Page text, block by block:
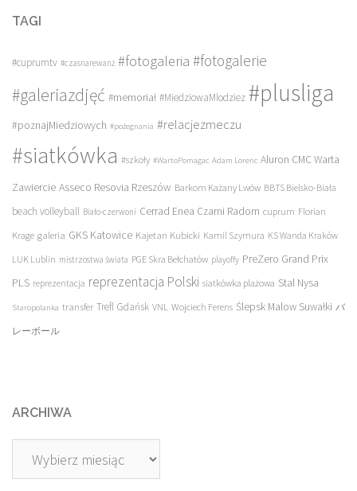
TAGI
#cuprumtv #czasnarewanż #fotogaleria #fotogalerie
#galeriazdjęć #memoriał #MiedziowaMlodziez #plusliga
#poznajMiedziowych #pożegnania #relacjezmeczu
#siatkówka #szkoły #WartoPomagac Adam Lorenc Aluron CMC Warta
Zawiercie Asseco Resovia Rzeszów Barkom Każany Lwów BBTS Bielsko-Biała
beach volleyball Biało-czerwoni Cerrad Enea Czarni Radom cuprum Florian
Krage galeria GKS Katowice Kajetan Kubicki Kamil Szymura KS Wanda Kraków
LUK Lublin mistrzostwa świata PGE Skra Bełchatów playoffy PreZero Grand Prix
PLS reprezentacja reprezentacja Polski siatkówka plażowa Stal Nysa
Staropolanka transfer Trefl Gdańsk VNL Wojciech Ferens Ślepsk Malow Suwałki バ
レーボール
ARCHIWA
Archiwa